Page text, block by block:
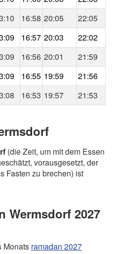
16:58 20:05
22:05
16:57 20:03
22:02
16:56 20:01
21:59
16:55 19:59
21:56
16:53 19:57 21:53
(die Zeit, um mit dem Essen
vorausgesetzt, der
Fasten zu brechen) ist
Wermsdorf 2027
Monats ramadan 2027